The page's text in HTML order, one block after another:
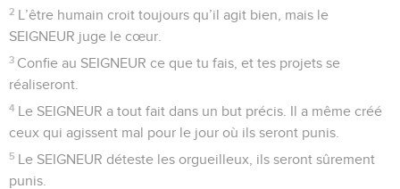
2 L’être humain croit toujours qu’il agit bien, mais le
SEIGNEUR juge le cœur.
3 Confie au SEIGNEUR ce que tu fais, et tes projets se
réaliseront.
4 Le SEIGNEUR a tout fait dans un but précis. Il a même créé
ceux qui agissent mal pour le jour où ils seront punis.
5 Le SEIGNEUR déteste les orgueilleux, ils seront sûrement
punis.